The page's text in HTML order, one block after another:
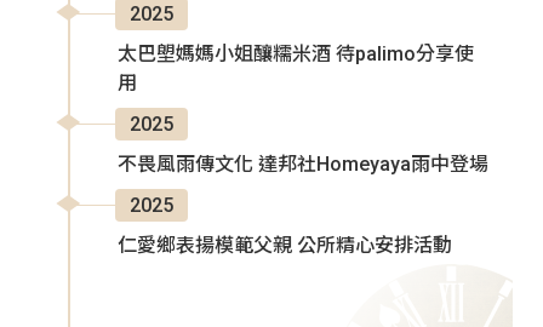
2025
太巴塱媽媽小姐釀糯米酒 待palimo分享使
用
2025
不畏風雨傳文化 達邦社Homeyaya雨中登場
2025
仁愛鄉表揚模範父親 公所精心安排活動